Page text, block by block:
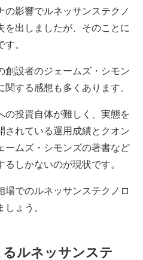
の影響でルネッサンステクノ
を出しましたが、そのことに
。
創設者のジェームズ・シモン
する感想も多くあります。
の投資自体が難しく、実態を
されている運用成績とクオン
ームズ・シモンズの著書など
しかないのが現状です。
場でのルネッサンステクノロ
ょう。
ルネッサンステ